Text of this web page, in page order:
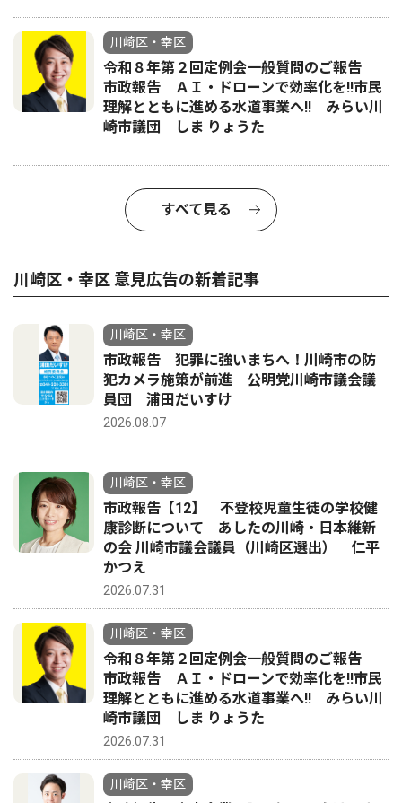
川崎区・幸区
令和８年第２回定例会一般質問のご報告
市政報告 ＡＩ・ドローンで効率化を!!市民
理解とともに進める水道事業へ!! みらい川
崎市議団 しま りょうた
すべて見る
川崎区・幸区 意見広告の新着記事
川崎区・幸区
市政報告 犯罪に強いまちへ！川崎市の防
犯カメラ施策が前進 公明党川崎市議会議
員団 浦田だいすけ
2026.08.07
川崎区・幸区
市政報告【12】 不登校児童生徒の学校健
康診断について あしたの川崎・日本維新
の会 川崎市議会議員（川崎区選出） 仁平
かつえ
2026.07.31
川崎区・幸区
令和８年第２回定例会一般質問のご報告
市政報告 ＡＩ・ドローンで効率化を!!市民
理解とともに進める水道事業へ!! みらい川
崎市議団 しま りょうた
2026.07.31
川崎区・幸区